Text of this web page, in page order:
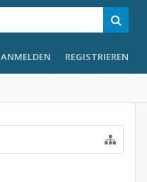
ANMELDEN REGISTRIEREN